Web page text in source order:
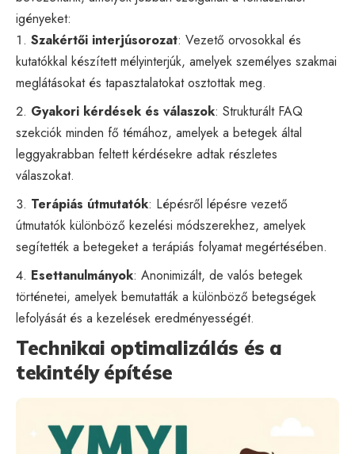
igényeket:
Szakértői interjúsorozat: Vezető orvosokkal és
kutatókkal készített mélyinterjúk, amelyek személyes szakmai
meglátásokat és tapasztalatokat osztottak meg.
Gyakori kérdések és válaszok: Strukturált FAQ
szekciók minden fő témához, amelyek a betegek által
leggyakrabban feltett kérdésekre adtak részletes
válaszokat.
Terápiás útmutatók: Lépésről lépésre vezető
útmutatók különböző kezelési módszerekhez, amelyek
segítették a betegeket a terápiás folyamat megértésében.
Esettanulmányok: Anonimizált, de valós betegek
történetei, amelyek bemutatták a különböző betegségek
lefolyását és a kezelések eredményességét.
Technikai optimalizálás és a
tekintély építése